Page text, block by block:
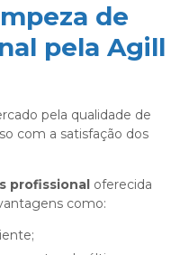
de
pela Agill
pela qualidade de
com a satisfação dos
profissional oferecida
como: